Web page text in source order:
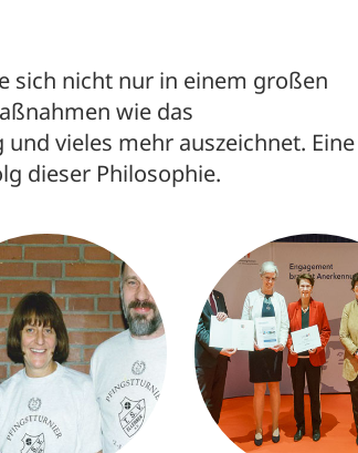
sich nicht nur in einem großen
wie das
vieles mehr auszeichnet. Eine
dieser Philosophie.